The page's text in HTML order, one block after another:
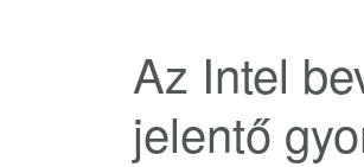
Az Intel
jelentő